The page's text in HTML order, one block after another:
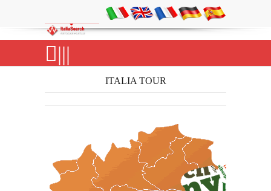
|||
ITALIA TOUR